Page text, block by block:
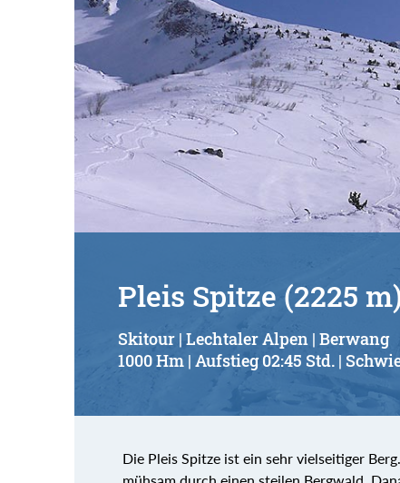
Pleis Spitze (2225
Skitour | Lechtaler Alpen | Berwang
1000 Hm | Aufstieg 02:45 Std. |
Die Pleis Spitze ist ein sehr vielseitiger